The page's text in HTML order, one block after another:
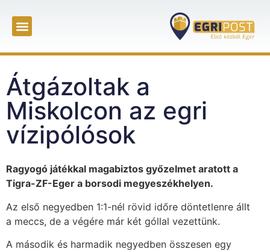
Átgázoltak a
Miskolcon az egri
vízipólósok
Ragyogó játékkal magabiztos győzelmet aratott a
Tigra-ZF-Eger a borsodi megyeszékhelyen.
Az első negyedben 1:1-nél rövid időre döntetlenre állt
a meccs, de a végére már két góllal vezettünk.
A második és harmadik negyedben összesen egy